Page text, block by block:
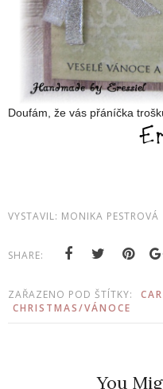
Doufám, že vás přáníčka
VYSTAVIL: MONIKA PESTROVÁ
SHARE:
ZAŘAZENO POD ŠTÍTKY:
CHRISTMAS/VÁNOCE
You